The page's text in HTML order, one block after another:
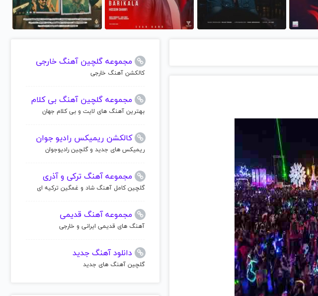
مجموعه گلچین آهنگ خارجی
کالکشن آهنگ خارجی
مجموعه گلچین آهنگ بی کلام
بهترین آهنگ های لایت و بی کلام جهان
کالکشن ریمیکس رادیو جوان
ریمیکس های جدید و گلچین رادیوجوان
مجموعه آهنگ ترکی و آذری
گلچین کامل آهنگ شاد و غمگین ترکیه ای
مجموعه آهنگ قدیمی
آهنگ های قدیمی ایرانی و خارجی
دانلود آهنگ جدید
گلچین آهنگ های جدید